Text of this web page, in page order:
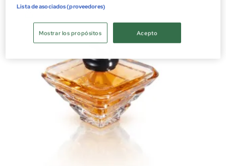
Lista de asociados (proveedores)
Acepto
Mostrar los propósitos